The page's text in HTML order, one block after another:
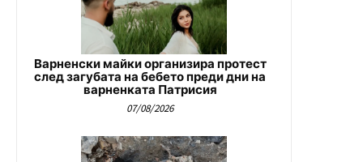
Варненски майки организира протест
след загубата на бебето преди дни на
варненката Патрисия
07/08/2026